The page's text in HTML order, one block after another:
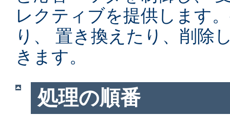
レクティブを提供します
り、 置き換えたり、削除
きます。
処理の順番